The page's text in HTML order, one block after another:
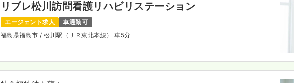
リブレ松川訪問看護リハビリステーション
エージェント求人
車通勤可
福島県福島市/ 松川駅（ＪＲ東北本線） 車5分